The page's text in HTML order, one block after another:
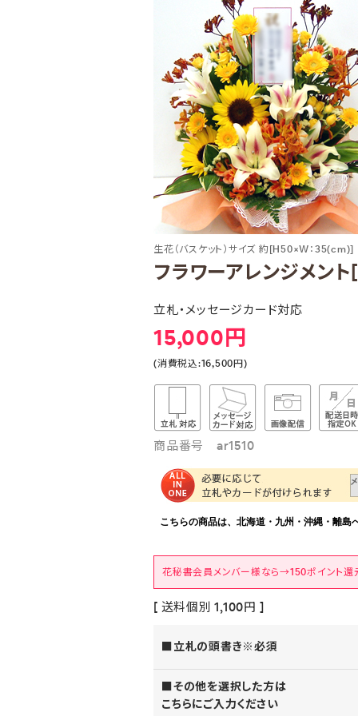
生花（バスケット）サイズ 約[H50×W：35(cm)]
フラワーアレンジメン
立札・メッセージカード対応
15,000円
(消費税込:16,500円)
商品番号 ar1510
花秘書会員メンバー様なら→150ポイント還
[ 送料個別 1,100円 ]
■立札の頭書き※必須
■その他を選択した方は
こちらにご入力ください